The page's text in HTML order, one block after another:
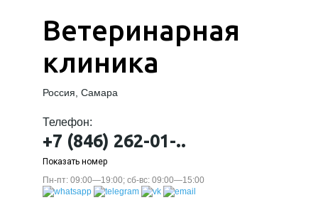
Ветеринарная
клиника
Россия, Самара
Телефон:
+7 (846) 262-01-..
Показать номер
Пн-пт: 09:00—19:00; сб-вс: 09:00—15:00